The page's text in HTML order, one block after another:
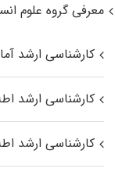
معرفی گروه علوم
کارشناسی ارشد
کارشناسی ارشد
کارشناسی ارشد